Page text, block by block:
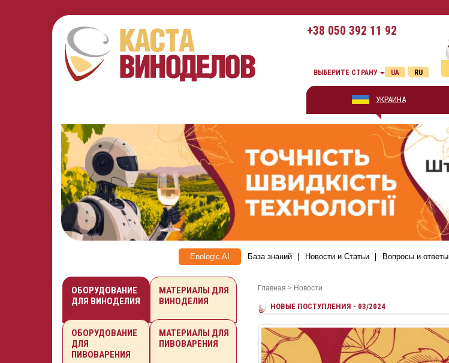
+38 050 392 11 92
ВЫБЕРИТЕ СТРАНУ RU
UA
УКРАИНА
Enologic AI База знаний Новости и Статьи Вопросы и ответы
Главная > Новости
НОВЫЕ ПОСТУПЛЕНИЯ - 03/2024
ОБОРУДОВАНИЕ
ДЛЯ ВИНОДЕЛИЯ
МАТЕРИАЛЫ ДЛЯ
ВИНОДЕЛИЯ
ОБОРУДОВАНИЕ
ДЛЯ
ПИВОВАРЕНИЯ
МАТЕРИАЛЫ ДЛЯ
ПИВОВАРЕНИЯ